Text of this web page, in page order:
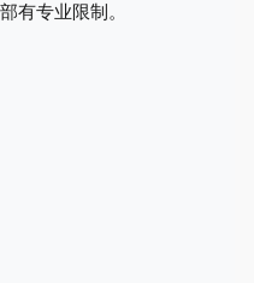
有专业限制 。